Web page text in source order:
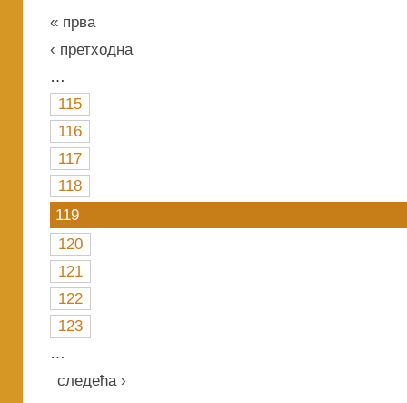
« прва
‹ претходна
…
115
116
117
118
119
120
121
122
123
…
следећа ›